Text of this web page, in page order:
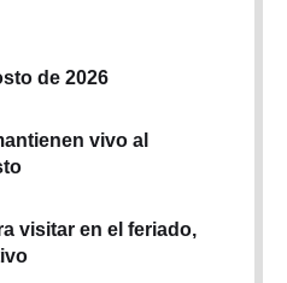
de 2026
vivo al
visitar en el feriado,